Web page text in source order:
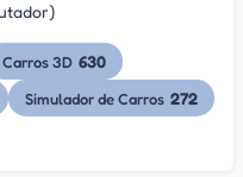
Carros 3D 630
Simulador de Carros 272